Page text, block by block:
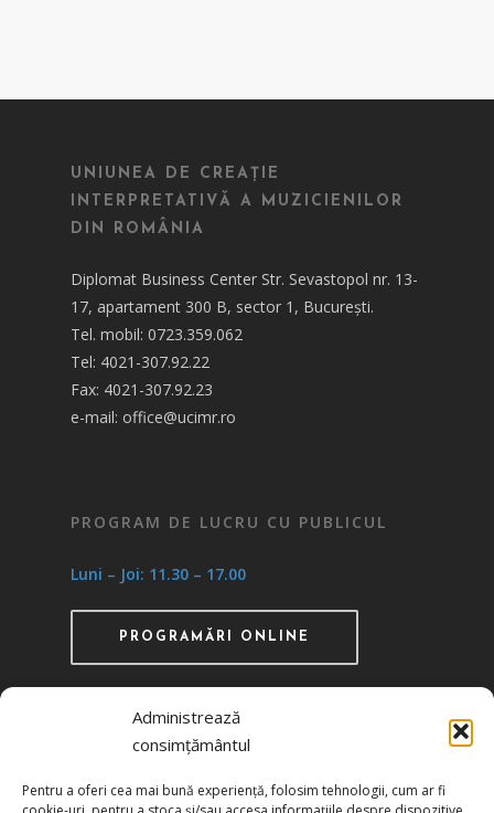
Administrează
consimțământul
Pentru a oferi cea mai bună experiență, folosim tehnologii, cum ar fi
UNIUNEA DE CREAȚIE
INTERPRETATIVĂ A MUZICIENILOR
DIN ROMÂNIA
Diplomat Business Center Str. Sevastopol nr. 13-
17, apartament 300 B, sector 1, București.
Tel. mobil: 0723.359.062
Tel: 4021-307.92.22
Fax: 4021-307.92.23
e-mail: office@ucimr.ro
PROGRAM DE LUCRU CU PUBLICUL
Luni – Joi: 11.30 – 17.00
PROGRAMĂRI ONLINE
prin HG 1242/29.11.2000 publicată în MO nr.